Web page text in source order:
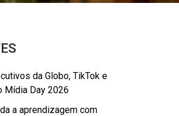
da Globo, TikTok e
Mídia Day 2026
a aprendizagem com